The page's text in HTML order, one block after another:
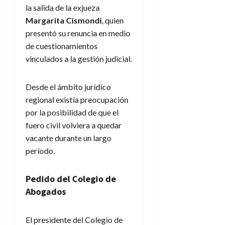
la salida de la exjueza
Margarita Cismondi , quien
presentó su renuncia en medio
de cuestionamientos
vinculados a la gestión judicial.
Desde el ámbito jurídico
regional existía preocupación
por la posibilidad de que el
fuero civil volviera a quedar
vacante durante un largo
período.
Pedido del Colegio de
Abogados
El presidente del Colegio de